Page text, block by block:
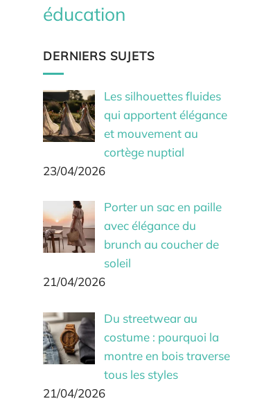
éducation
DERNIERS SUJETS
Les silhouettes fluides
qui apportent élégance
et mouvement au
cortège nuptial
23/04/2026
Porter un sac en paille
avec élégance du
brunch au coucher de
soleil
21/04/2026
Du streetwear au
costume : pourquoi la
montre en bois traverse
tous les styles
21/04/2026